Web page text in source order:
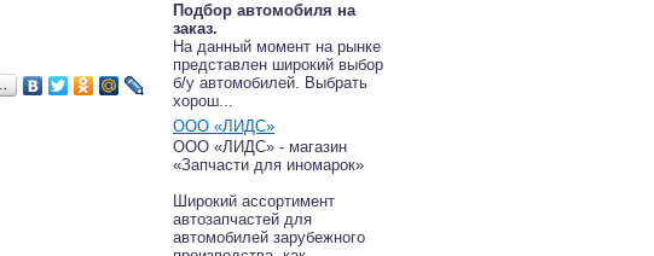
Подбор автомобиля на
заказ.
На данный момент на рынке
представлен широкий выбор
б/у автомобилей. Выбрать
хорош...
ООО «ЛИДС»
ООО «ЛИДС» - магазин
«Запчасти для иномарок»
Широкий ассортимент
автозапчастей для
автомобилей зарубежного